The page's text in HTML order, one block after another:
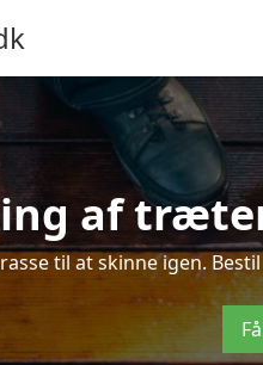
af
til at skinne igen.